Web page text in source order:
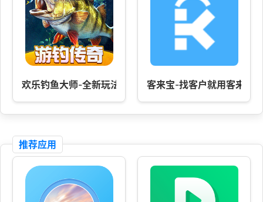
欢乐钓鱼大师-全新玩法游钓传奇上线客来宝-找客户就用客来宝
推荐应用